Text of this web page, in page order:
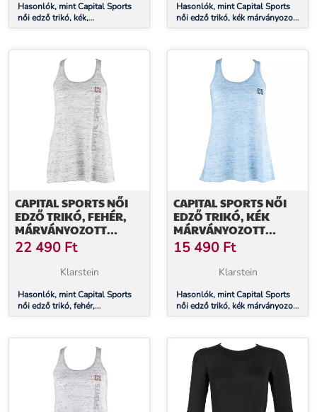
Hasonlók, mint Capital Sports
női edző trikó, kék,
márványozott hatású, M méret
Hasonlók, mint Capital Sports
női edző trikó, kék márványozott
hatású, L méret
CAPITAL SPORTS NŐI
EDZŐ TRIKÓ, FEHÉR,
MÁRVÁNYOZOTT
HATÁSÚ, L MÉRET
22 490 Ft
Klarstein
Hasonlók, mint Capital Sports
női edző trikó, fehér,
márványozott hatású, L méret
CAPITAL SPORTS NŐI
EDZŐ TRIKÓ, KÉK
MÁRVÁNYOZOTT
HATÁSÚ, XL MÉRET
15 490 Ft
Klarstein
Hasonlók, mint Capital Sports
női edző trikó, kék márványozott
hatású, XL méret